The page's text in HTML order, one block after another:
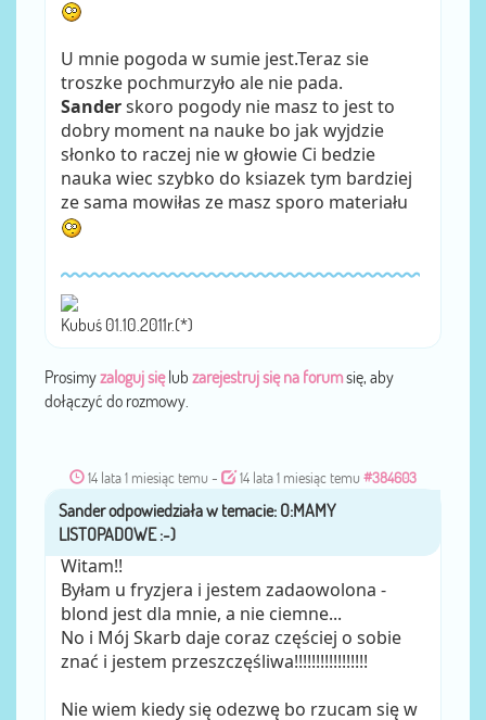
U mnie pogoda w sumie jest.Teraz sie
troszke pochmurzyło ale nie pada.
Sanderskoro pogody nie masz to jest to
dobry moment na nauke bo jak wyjdzie
słonko to raczej nie w głowie Ci bedzie
nauka wiec szybko do ksiazek tym bardziej
ze sama mowiłas ze masz sporo materiału
Kubuś 01.10.2011r.(*)
Prosimyzaloguj sięlub zarejestruj się na forumsię, aby
dołączyć do rozmowy.
14 lata 1 miesiąc temu - 14 lata 1 miesiąc temu #384603
przezSander
Witam!!
Byłam u fryzjera i jestem zadaowolona -
blond jest dla mnie, a nie ciemne...
No i Mój Skarb daje coraz częściej o sobie
znać i jestem przeszczęśliwa!!!!!!!!!!!!!!!!!
Nie wiem kiedy się odezwę bo rzucam się w